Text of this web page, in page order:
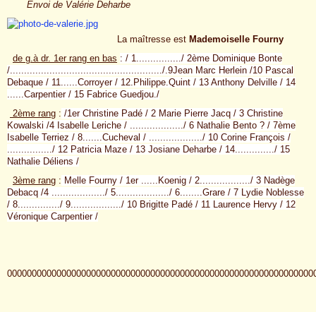
Envoi de Valérie Deharbe
La maîtresse est Mademoiselle Fourny
de g.à dr. 1er rang en bas : / 1................/ 2ème Dominique Bonte
/....................................................../.9Jean Marc Herlein /10 Pascal
Debaque / 11......Corroyer / 12.Philippe.Quint / 13 Anthony Delville / 14
......Carpentier / 15 Fabrice Guedjou./
2ème rang : /1er Christine Padé / 2 Marie Pierre Jacq / 3 Christine
Kowalski /4 Isabelle Leriche / .................../ 6 Nathalie Bento ? / 7ème
Isabelle Terriez / 8.......Cucheval / .................../ 10 Corine François /
................/ 12 Patricia Maze / 13 Josiane Deharbe / 14............../ 15
Nathalie Déliens /
3ème rang : Melle Fourny / 1er ......Koenig / 2................../ 3 Nadège
Debacq /4 .................../ 5.................../ 6........Grare / 7 Lydie Noblesse
/ 8.............../ 9................../ 10 Brigitte Padé / 11 Laurence Hervy / 12
Véronique Carpentier /